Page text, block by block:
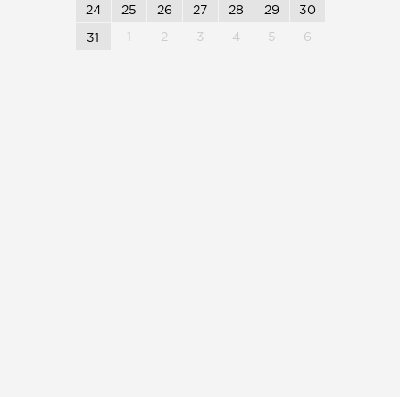
24
25 26 27 28 29
30
31
1 2 3 4 5 6